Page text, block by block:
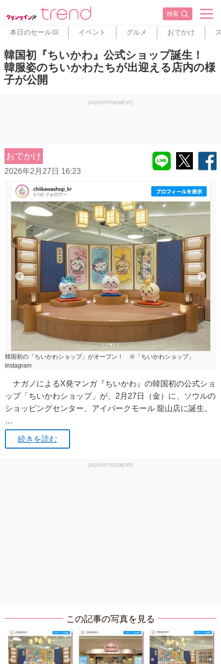
検索
本日のセール PR イベント グルメ おでかけ
韓国初『ちいかわ』公式ショップ誕生！
韓服姿のちいかわたちが出迎える店内の様
子が公開
[ADVERTISEMENT]
おでかけ
2026年2月27日 16:23
韓国初の「ちいかわショップ」がオープン！ ※「ちいかわショップ」
Instagram
ナガノによるX発マンガ『ちいかわ』の韓国初の公式ショ
ップ「ちいかわショップ」が、2月27日（金）に、ソウルの
ショッピングセンター、アイパークモール 龍山店に誕生。
…
続きを読む
[ADVERTISEMENT]
この記事の写真を見る